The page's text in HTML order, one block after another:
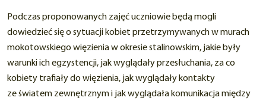
Podczas proponowanych zajęć uczniowie będą mogli
dowiedzieć się o sytuacji kobiet przetrzymywanych w murach
mokotowskiego więzienia w okresie stalinowskim, jakie były
warunki ich egzystencji, jak wyglądały przesłuchania, za co
kobiety trafiały do więzienia, jak wyglądały kontakty
ze światem zewnętrznym i jak wyglądała komunikacja między